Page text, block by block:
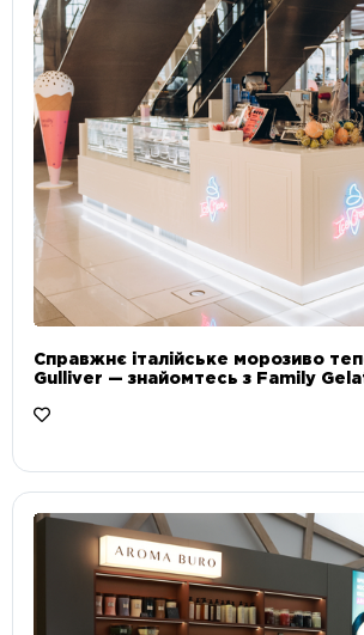
Справжнє італійське морозиво
Gulliver — знайомтесь з Family